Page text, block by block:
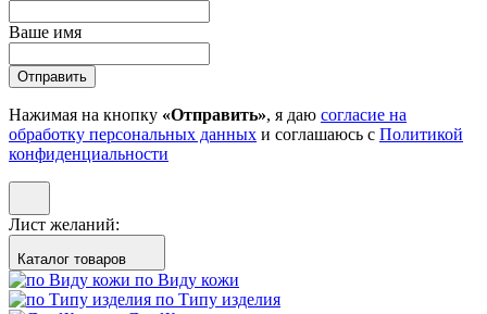
Ваше имя
Отправить
Нажимая на кнопку «Отправить», я даю согласие на
обработку персональных данных и соглашаюсь с Политикой
конфиденциальности
Лист желаний:
Каталог товаров
по Виду кожи
по Типу изделия